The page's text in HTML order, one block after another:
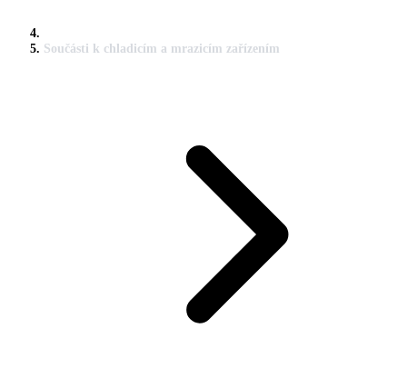
Součásti k chladicím a mrazicím zařízením